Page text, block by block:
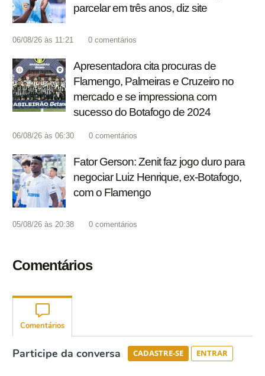
parcelar em três anos, diz site
06/08/26 às 11:21 0 comentários
Apresentadora cita procuras de
Flamengo, Palmeiras e Cruzeiro no
mercado e se impressiona com
sucesso do Botafogo de 2024
06/08/26 às 06:30 0 comentários
Fator Gerson: Zenit faz jogo duro para
negociar Luiz Henrique, ex-Botafogo,
com o Flamengo
05/08/26 às 20:38 0 comentários
Comentários